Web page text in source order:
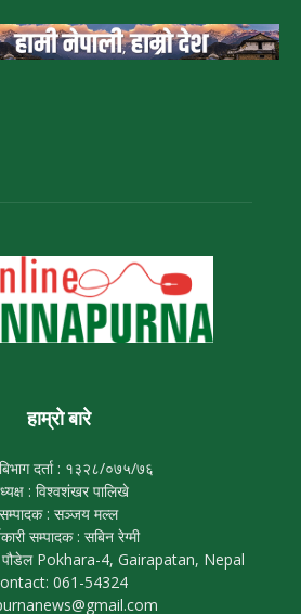
हाम्रो बारे
दर्ता : १३२८/०७५/७६
: विश्वशंखर पालिखे
सम्पादक : सञ्जय मल्ल
सम्पादक : सबिन रेग्मी
पौडेल Pokhara-4, Gairapatan, Nepal
061-54324